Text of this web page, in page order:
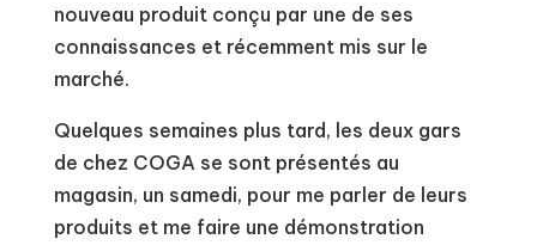
nouveau produit conçu par une de ses
connaissances et récemment mis sur le
marché.
Quelques semaines plus tard, les deux gars
de chez COGA se sont présentés au
magasin, un samedi, pour me parler de leurs
produits et me faire une démonstration